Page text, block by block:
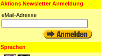
Aktions Newsletter Anmeldung
eMail-Adresse
Sprachen